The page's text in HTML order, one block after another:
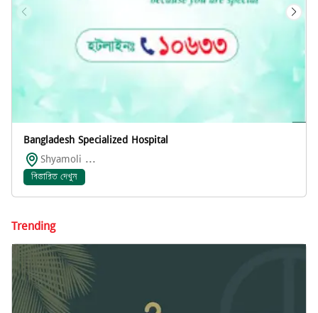
Bangladesh Specialized Hospital
Shyamoli ...
বিস্তারিত দেখুন
Trending